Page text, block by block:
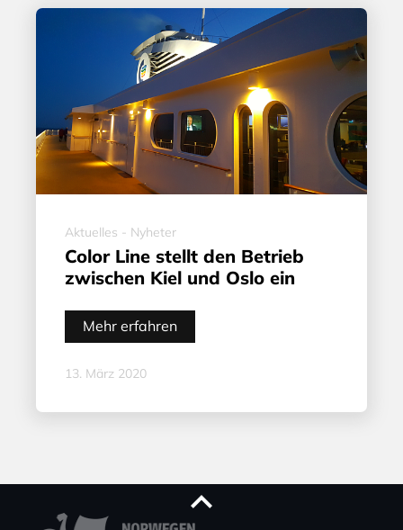
Aktuelles - Nyheter
Color Line stellt den Betrieb
zwischen Kiel und Oslo ein
Mehr erfahren
13. März 2020